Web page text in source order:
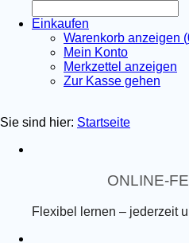
Einkaufen
Warenkorb anzeigen (
Mein Konto
Merkzettel anzeigen
Zur Kasse gehen
Sie sind hier: Startseite
ONLINE-
Flexibel lernen – jederzeit